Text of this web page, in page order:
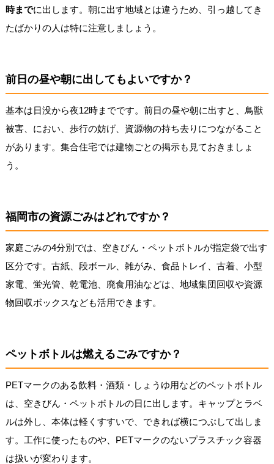
時までに出します。朝に出す地域とは違うため、引っ越してき
たばかりの人は特に注意しましょう。
前日の昼や朝に出してもよいですか？
基本は日没から夜12時までです。前日の昼や朝に出すと、鳥獣
被害、におい、歩行の妨げ、資源物の持ち去りにつながること
があります。集合住宅では建物ごとの掲示も見ておきましょ
う。
福岡市の資源ごみはどれですか？
家庭ごみの4分別では、空きびん・ペットボトルが指定袋で出す
区分です。古紙、段ボール、雑がみ、食品トレイ、古着、小型
家電、蛍光管、乾電池、廃食用油などは、地域集団回収や資源
物回収ボックスなども活用できます。
ペットボトルは燃えるごみですか？
PETマークのある飲料・酒類・しょうゆ用などのペットボトル
は、空きびん・ペットボトルの日に出します。キャップとラベ
ルは外し、本体は軽くすすいで、できれば横につぶして出しま
す。工作に使ったものや、PETマークのないプラスチック容器
は扱いが変わります。